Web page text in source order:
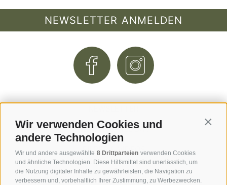
Wir verwenden Cookies und
andere Technologien
Wir und andere ausgewählte 8 Drittparteien verwenden Cookies
und ähnliche Technologien. Diese Hilfsmittel sind unerlässlich, um
die Nutzung digitaler Inhalte zu gewährleisten, die Navigation zu
verbessern und, vorbehaltlich Ihrer Zustimmung, zu Werbezwecken.
NEWSLETTER ANMELDEN
WETTER & WEBCAM
BILDER & VIDEOS